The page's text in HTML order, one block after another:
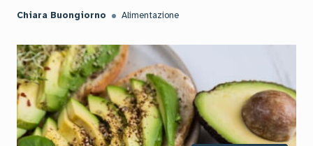
Chiara Buongiorno Alimentazione